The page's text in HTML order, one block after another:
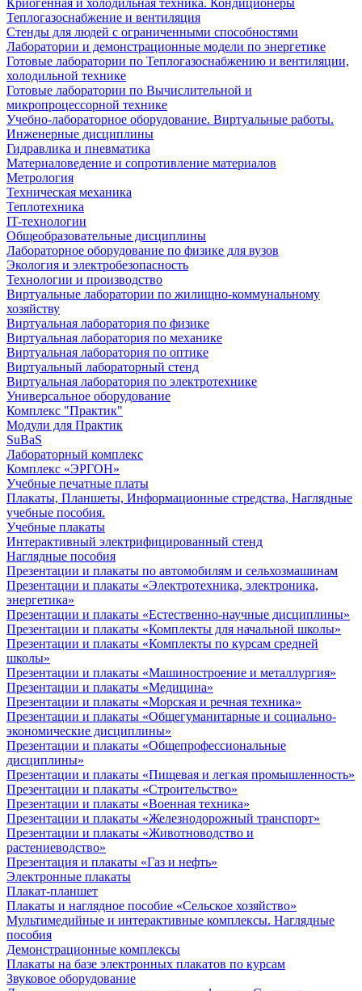
Криогенная и холодильная техника. Кондиционеры
Теплогазоснабжение и вентиляция
Стенды для людей с ограниченными способностями
Лаборатории и демонстрационные модели по энергетике
Готовые лаборатории по Теплогазоснабжению и вентиляции,
холодильной технике
Готовые лаборатории по Вычислительной и
микропроцессорной технике
Учебно-лабораторное оборудование. Виртуальные работы.
Инженерные дисциплины
Гидравлика и пневматика
Материаловедение и сопротивление материалов
Метрология
Техническая механика
Теплотехника
IT-технологии
Общеобразовательные дисциплины
Лабораторное оборудование по физике для вузов
Экология и электробезопасность
Технологии и производство
Виртуальные лаборатории по жилищно-коммунальному
хозяйству
Виртуальная лаборатория по физике
Виртуальная лаборатория по механике
Виртуальная лаборатория по оптике
Виртуальный лабораторный стенд
Виртуальная лаборатория по электротехнике
Универсальное оборудование
Комплекс "Практик"
Модули для Практик
SuBaS
Лабораторный комплекс
Комплекс «ЭРГОН»
Учебные печатные платы
Плакаты, Планшеты, Информационные стредства, Наглядные
учебные пособия.
Учебные плакаты
Интерактивный электрифицированный стенд
Наглядные пособия
Презентации и плакаты по автомобилям и сельхозмашинам
Презентации и плакаты «Электротехника, электроника,
энергетика»
Презентации и плакаты «Естественно-научные дисциплины»
Презентации и плакаты «Комплекты для начальной школы»
Презентации и плакаты «Комплекты по курсам средней
школы»
Презентации и плакаты «Машиностроение и металлургия»
Презентации и плакаты «Медицина»
Презентации и плакаты «Морская и речная техника»
Презентации и плакаты «Общегуманитарные и социально-
экономические дисциплины»
Презентации и плакаты «Общепрофессиональные
дисциплины»
Презентации и плакаты «Пищевая и легкая промышленность»
Презентации и плакаты «Строительство»
Презентации и плакаты «Военная техника»
Презентации и плакаты «Железнодорожный транспорт»
Презентации и плакаты «Животноводство и
растениеводство»
Презентация и плакаты «Газ и нефть»
Электронные плакаты
Плакат-планшет
Плакаты и наглядное пособие «Сельское хозяйство»
Мультимедийные и интерактивные комплексы. Наглядные
пособия
Демонстрационные комплексы
Плакаты на базе электронных плакатов по курсам
Звуковое оборудование